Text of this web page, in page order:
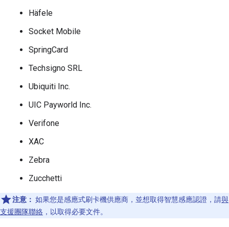
Häfele
Socket Mobile
SpringCard
Techsigno SRL
Ubiquiti Inc.
UIC Payworld Inc.
Verifone
XAC
Zebra
Zucchetti
注意： 如果您是感應式刷卡機供應商，並想取得智慧感應認證，請與
支援團隊聯絡 ，以取得必要文件。